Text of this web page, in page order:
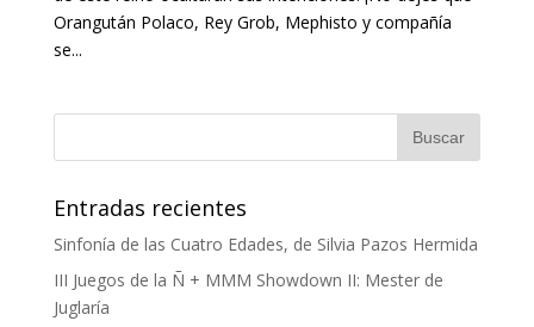
Orangután Polaco, Rey Grob, Mephisto y compañía
se...
Entradas recientes
Sinfonía de las Cuatro Edades, de Silvia Pazos Hermida
III Juegos de la Ñ + MMM Showdown II: Mester de
Juglaría